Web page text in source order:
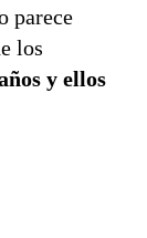
parece
los
y ellos